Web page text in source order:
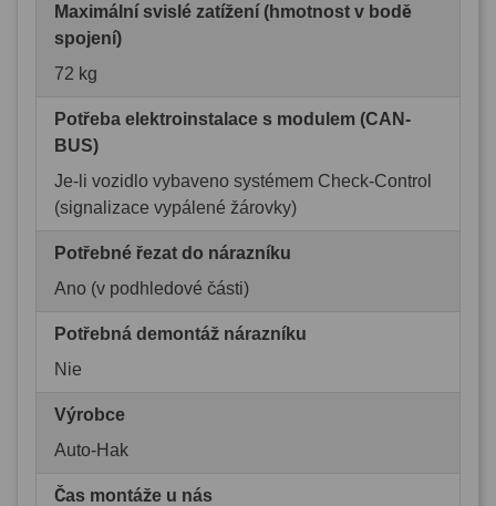
Maximální svislé zatížení (hmotnost v bodě
spojení)
72 kg
Potřeba elektroinstalace s modulem (CAN-
BUS)
Je-li vozidlo vybaveno systémem Check-Control
(signalizace vypálené žárovky)
Potřebné řezat do nárazníku
Ano (v podhledové části)
Potřebná demontáž nárazníku
Nie
Výrobce
Auto-Hak
Čas montáže u nás